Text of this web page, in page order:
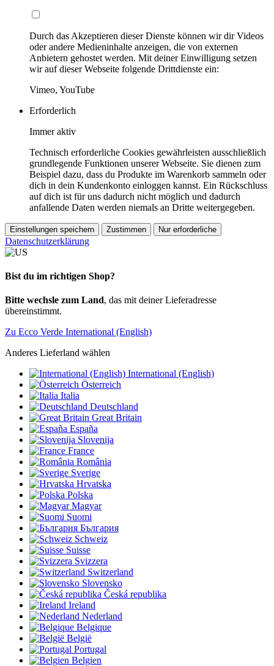
Durch das Akzeptieren dieser Dienste können wir dir Videos
oder andere Medieninhalte anzeigen, die von externen
Anbietern gehostet werden. Mit deiner Einwilligung setzen
wir auf dieser Webseite folgende Drittdienste ein:
Vimeo, YouTube
Erforderlich
Immer aktiv
Technisch erforderliche Cookies gewährleisten ausschließlich
grundlegende Funktionen unserer Webseite. Sie dienen zum
Beispiel dazu, dass du Produkte im Warenkorb sammeln oder
dich in dein Kundenkonto einloggen kannst. Ein Rückschluss
auf dich ist für uns dadurch nicht möglich und dadurch
anfallende Daten werden niemals an Dritte weitergegeben.
Einstellungen speichern Zustimmen Nur erforderliche
Datenschutzerklärung
Bist du im richtigen Shop?
Bitte wechsle zum Land, das mit deiner Lieferadresse
übereinstimmt.
Zu Ecco Verde International (English)
Anderes Lieferland wählen
International (English)
Österreich
Italia
Deutschland
Great Britain
España
Slovenija
France
România
Sverige
Hrvatska
Polska
Magyar
Suomi
България
Schweiz
Suisse
Svizzera
Switzerland
Slovensko
Česká republika
Ireland
Nederland
Belgique
België
Portugal
Belgien